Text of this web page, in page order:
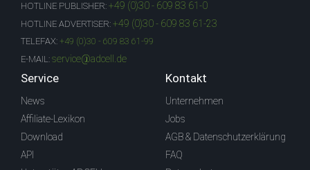
HOTLINE PUBLISHER: +49 (0)30 - 609 83 61-0
HOTLINE ADVERTISER: +49 (0)30 - 609 83 61-23
TELEFAX: +49 (0)30 - 609 83 61-99
E-MAIL: service@adcell.de
Service
News
Affiliate-Lexikon
Download
API
Kontakt
Unternehmen
Jobs
AGB & Datenschutzerklärung
FAQ